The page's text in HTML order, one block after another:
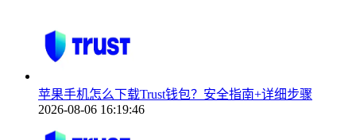
苹果手机怎么下载Trust钱包？安全指南+详细步骤
2026-08-06 16:19:46